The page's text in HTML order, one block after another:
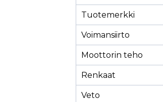
Tuotemerkki
Voimansiirto
Moottorin teho
Renkaat
Veto